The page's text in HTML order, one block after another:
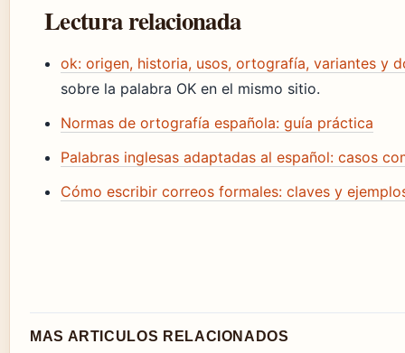
Lectura relacionada
ok: origen, historia, usos, ortografía, variantes y
sobre la palabra OK en el mismo sitio.
Normas de ortografía española: guía práctica
Palabras inglesas adaptadas al español: casos
Cómo escribir correos formales: claves y
MAS ARTICULOS RELACIONADOS